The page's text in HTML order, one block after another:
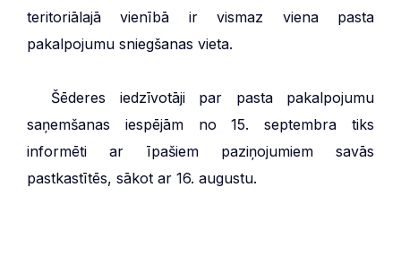
teritoriālajā vienībā ir vismaz viena pasta
pakalpojumu sniegšanas vieta.
Šēderes iedzīvotāji par pasta pakalpojumu
saņemšanas iespējām no 15. septembra tiks
informēti ar īpašiem paziņojumiem savās
pastkastītēs, sākot ar 16. augustu.